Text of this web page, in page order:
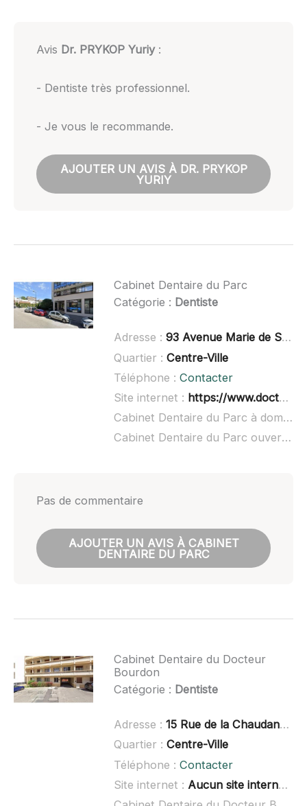
Avis Dr. PRYKOP Yuriy:
- Dentiste très professionnel.
- Je vous le recommande.
AJOUTER UN AVIS À DR. PRYKOP
YURIY
Cabinet Dentaire du Parc
Catégorie : Dentiste
Adresse : 93 Avenue Marie de Solms, 73100 Aix-les-Bains
Quartier : Centre-Ville
Téléphone : Contacter
Site internet : https://www.doctolib.fr/cabinet-dentaire/aix-les-bains/cabinet-dentaire-du-parc-aix-les-bains
Cabinet Dentaire du Parc à domicile :
Cabinet Dentaire du Parc ouvert dimanche :
Pas de commentaire
AJOUTER UN AVIS À CABINET
DENTAIRE DU PARC
Cabinet Dentaire du Docteur
Bourdon
Catégorie : Dentiste
Adresse : 15 Rue de la Chaudanne, 73100 Aix-les-Bains
Quartier : Centre-Ville
Téléphone : Contacter
Site internet : Aucun site internet connu